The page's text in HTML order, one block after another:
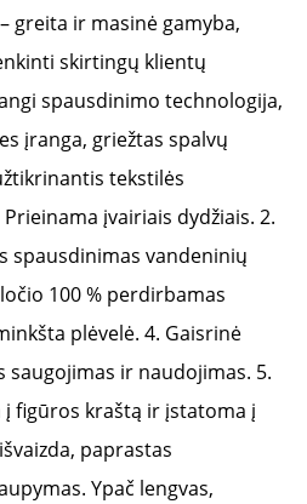
greita ir masinė gamyba,
skirtingų klientų
spausdinimo technologija,
įranga, griežtas spalvų
tekstilės
įvairiais dydžiais. 2.
spausdinimas vandeninių
100 % perdirbamas
plėvelė. 4. Gaisrinė
saugojimas ir naudojimas. 5.
figūros kraštą ir įstatoma į
paprastas
Ypač lengvas,